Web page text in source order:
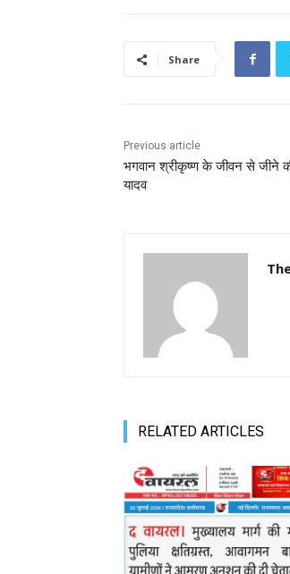
Share
Previous article
भगवान श्रीकृष्ण के जीवन से जीने
यादव
RELATED ARTICLES